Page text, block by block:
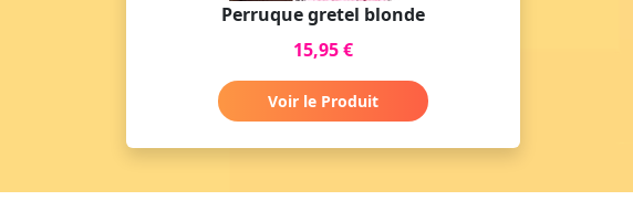
Perruque gretel blonde
15,95 €
Voir le Produit